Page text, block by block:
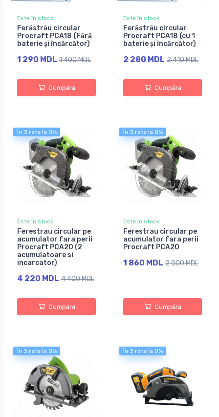
Este în stock
Ferăstrău circular
Procraft PCA18 (Fără
baterie și încărcător)
1 290 MDL 1 400 MDL
Cumpără
Este în stock
Ferăstrău circular
Procraft PCA18 (cu 1
baterie și încărcător)
2 280 MDL 2 410 MDL
Cumpără
În 3 rate la 0%
Este în stock
Ferestrau circular pe
acumulator fara perii
Procraft PCA20 (2
acumulatoare si
incarcator)
4 220 MDL 4 400 MDL
Cumpără
În 3 rate la 0%
Este în stock
Ferestrau circular pe
acumulator fara perii
Procraft PCA20
1 860 MDL 2 000 MDL
Cumpără
În 3 rate la 0% În 3 rate la 0%